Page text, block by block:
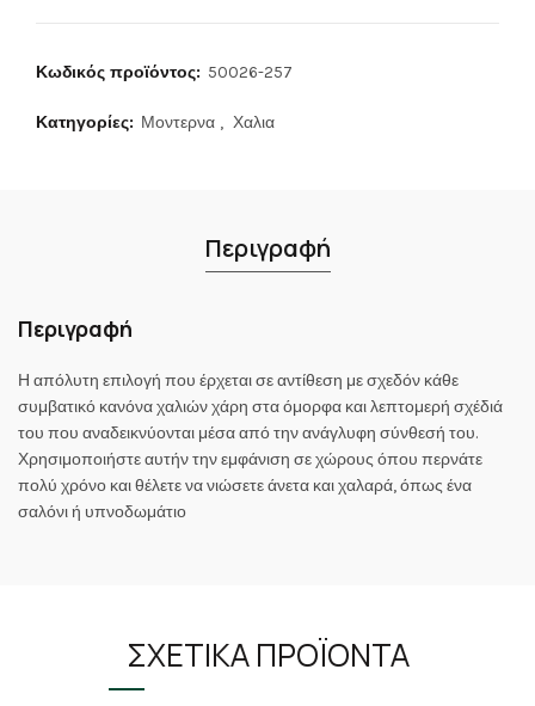
Κωδικός προϊόντος: 50026-257
Κατηγορίες: Μοντερνα , Χαλια
Περιγραφή
Περιγραφή
Η απόλυτη επιλογή που έρχεται σε αντίθεση με σχεδόν κάθε
συμβατικό κανόνα χαλιών χάρη στα όμορφα και λεπτομερή σχέδιά
του που αναδεικνύονται μέσα από την ανάγλυφη σύνθεσή του.
Χρησιμοποιήστε αυτήν την εμφάνιση σε χώρους όπου περνάτε
πολύ χρόνο και θέλετε να νιώσετε άνετα και χαλαρά, όπως ένα
σαλόνι ή υπνοδωμάτιο
ΣΧΕΤΙΚΆ ΠΡΟΪΌΝΤΑ